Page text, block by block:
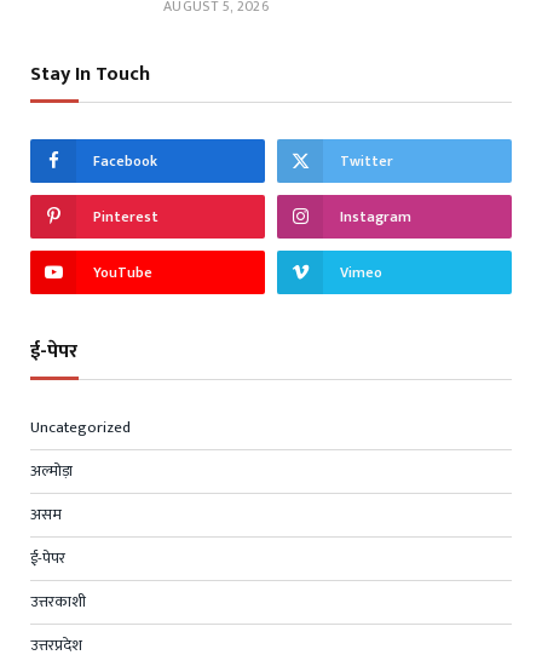
AUGUST 5, 2026
Stay In Touch
Facebook Twitter
Pinterest Instagram
YouTube Vimeo
ई-पेपर
Uncategorized
अल्मोड़ा
असम
ई-पेपर
उत्तरकाशी
उत्तरप्रदेश